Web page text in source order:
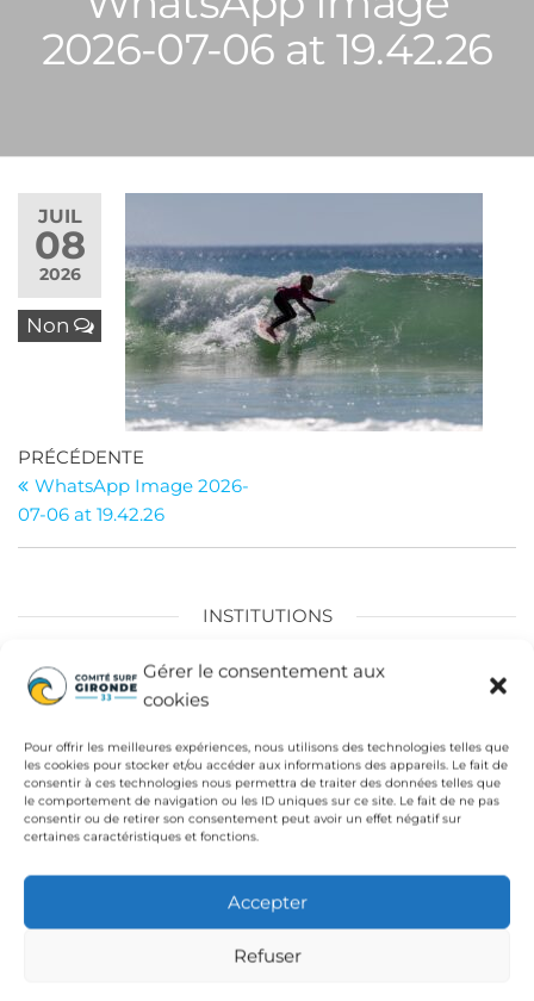
Gérer le consentement aux
cookies
Pour offrir les meilleures expériences, nous utilisons des technologies telles que
les cookies pour stocker et/ou accéder aux informations des appareils. Le fait de
consentir à ces technologies nous permettra de traiter des données telles que
le comportement de navigation ou les ID uniques sur ce site. Le fait de ne pas
consentir ou de retirer son consentement peut avoir un effet négatif sur
certaines caractéristiques et fonctions.
Accepter
Refuser
2026-07-06 at 19.42.26
JUIL
08
2026
Non
Navigation
de
l’article
Article
précédent
PRÉCÉDENTE
WhatsApp Image 2026-
07-06 at 19.42.26
INSTITUTIONS
Fédération Française de Surf
Conseil Départemental de la Gironde
Ligue de Surf de Nouvelle Aquitaine
CdC Médoc Atlantique